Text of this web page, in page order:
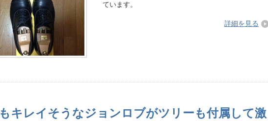
ています。
詳細を見る
キレイそうなジョンロブがツリーも付属して激